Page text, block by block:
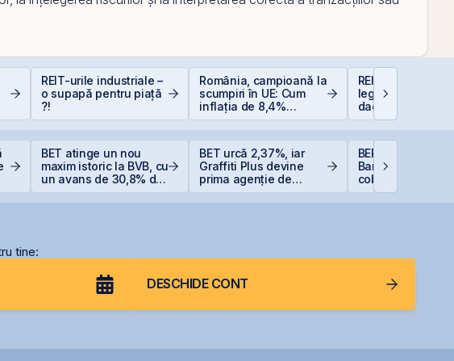
REIT-urile industriale –
o supapă pentru piață
?!
România, campioană la
scumpiri în UE: Cum
inflația de 8,4%
erodează bugetul și
REIT-urile
legislație să fie,
dacă proiecte
sunt și banii se
BET atinge un nou
maxim istoric la BVB, cu
un avans de 30,8% de
BET urcă 2,37%, iar
Graffiti Plus devine
prima agenție de
BERD vinde 1%
Banca
coboară sub
5%
tine:
DESCHIDE CONT